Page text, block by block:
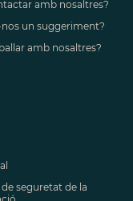
amb nosaltres?
nos un suggeriment?
amb nosaltres?
seguretat de la